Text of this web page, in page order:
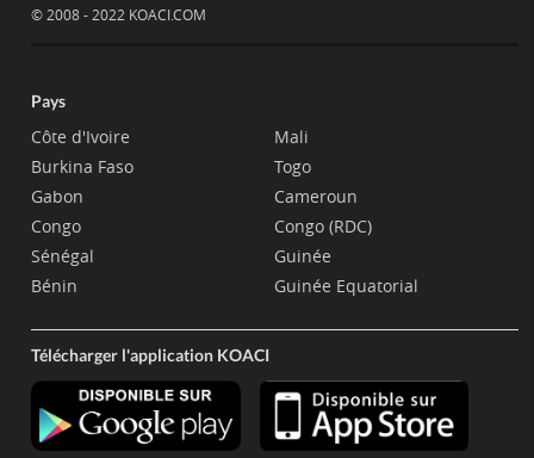
© 2008 - 2022 KOACI.COM
Pays
Côte d'Ivoire
Burkina Faso
Gabon
Congo
Sénégal
Bénin
Mali
Togo
Cameroun
Congo (RDC)
Guinée
Guinée Equatorial
Télécharger l'application KOACI